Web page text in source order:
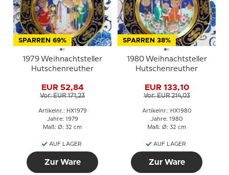
SPARREN 69%
1979 Weihnachtsteller
Hutschenreuther
EUR 52,84
Vor: EUR 171,23
Artikelnr.: HX1979
Jahre: 1979
Maß: Ø: 32 cm
AUF LAGER
Zur Ware
SPARREN 38%
1980 Weihnachtsteller
Hutschenreuther
EUR 133,10
Vor: EUR 214,03
Artikelnr.: HX1980
Jahre: 1980
Maß: Ø: 32 cm
AUF LAGER
Zur Ware